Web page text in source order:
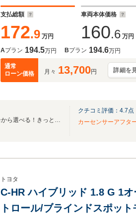
チAW
支払総額
172.9 万円
車両本体価格
160.6 万円
Aプラン 194.5万円 Bプラン 194.6万円
通常
ローン価格
月々 13,700円 詳細を
☆全国ネクステージ在庫30,000台から選べる！きっとお気に入りの愛車が見つかります☆
クチコミ評価： 4.7点
カーセンサーアフタ
トヨタ
C-HR ハイブリッド 1.8 G 1
トロール/ブラインドスポッ